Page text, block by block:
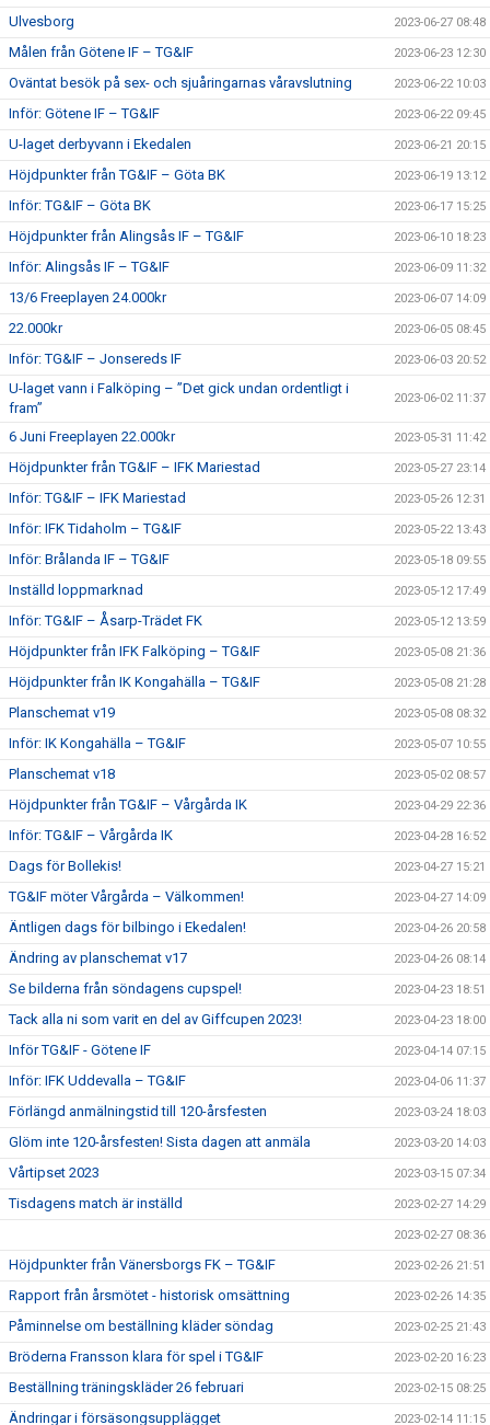
Ulvesborg 2023-06-27 08:48
Målen från Götene IF – TG&IF 2023-06-23 12:30
Oväntat besök på sex- och sjuåringarnas våravslutning 2023-06-22 10:03
Inför: Götene IF – TG&IF 2023-06-22 09:45
U-laget derbyvann i Ekedalen 2023-06-21 20:15
Höjdpunkter från TG&IF – Göta BK 2023-06-19 13:12
Inför: TG&IF – Göta BK 2023-06-17 15:25
Höjdpunkter från Alingsås IF – TG&IF 2023-06-10 18:23
Inför: Alingsås IF – TG&IF 2023-06-09 11:32
13/6 Freeplayen 24.000kr 2023-06-07 14:09
22.000kr 2023-06-05 08:45
Inför: TG&IF – Jonsereds IF 2023-06-03 20:52
U-laget vann i Falköping – ”Det gick undan ordentligt i
fram”
2023-06-02 11:37
6 Juni Freeplayen 22.000kr 2023-05-31 11:42
Höjdpunkter från TG&IF – IFK Mariestad 2023-05-27 23:14
Inför: TG&IF – IFK Mariestad 2023-05-26 12:31
Inför: IFK Tidaholm – TG&IF 2023-05-22 13:43
Inför: Brålanda IF – TG&IF 2023-05-18 09:55
Inställd loppmarknad 2023-05-12 17:49
Inför: TG&IF – Åsarp-Trädet FK 2023-05-12 13:59
Höjdpunkter från IFK Falköping – TG&IF 2023-05-08 21:36
Höjdpunkter från IK Kongahälla – TG&IF 2023-05-08 21:28
Planschemat v19 2023-05-08 08:32
Inför: IK Kongahälla – TG&IF 2023-05-07 10:55
Planschemat v18 2023-05-02 08:57
Höjdpunkter från TG&IF – Vårgårda IK 2023-04-29 22:36
Inför: TG&IF – Vårgårda IK 2023-04-28 16:52
Dags för Bollekis! 2023-04-27 15:21
TG&IF möter Vårgårda – Välkommen! 2023-04-27 14:09
Äntligen dags för bilbingo i Ekedalen! 2023-04-26 20:58
Ändring av planschemat v17 2023-04-26 08:14
Se bilderna från söndagens cupspel! 2023-04-23 18:51
Tack alla ni som varit en del av Giffcupen 2023! 2023-04-23 18:00
Inför TG&IF - Götene IF 2023-04-14 07:15
Inför: IFK Uddevalla – TG&IF 2023-04-06 11:37
Förlängd anmälningstid till 120-årsfesten 2023-03-24 18:03
Glöm inte 120-årsfesten! Sista dagen att anmäla 2023-03-20 14:03
Vårtipset 2023 2023-03-15 07:34
Tisdagens match är inställd 2023-02-27 14:29
2023-02-27 08:36
Höjdpunkter från Vänersborgs FK – TG&IF 2023-02-26 21:51
Rapport från årsmötet - historisk omsättning 2023-02-26 14:35
Påminnelse om beställning kläder söndag 2023-02-25 21:43
Bröderna Fransson klara för spel i TG&IF 2023-02-20 16:23
Beställning träningskläder 26 februari 2023-02-15 08:25
Ändringar i försäsongsupplägget 2023-02-14 11:15